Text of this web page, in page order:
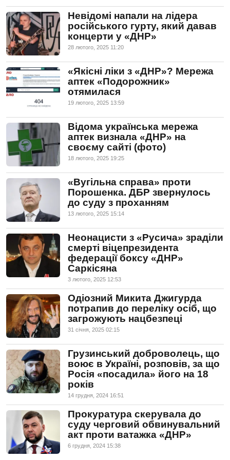
Невідомі напали на лідера
російського гурту, який давав
концерти у «ДНР»
28 лютого, 2025 11:20
«Якісні ліки з «ДНР»? Мережа
аптек «Подорожник»
отямилася
19 лютого, 2025 13:59
Відома українська мережа
аптек визнала «ДНР» на
своєму сайті (фото)
18 лютого, 2025 19:25
«Вугільна справа» проти
Порошенка. ДБР звернулось
до суду з проханням
13 лютого, 2025 15:14
Неонацисти з «Русича» зраділи
смерті віцепрезидента
федерації боксу «ДНР»
Саркісяна
3 лютого, 2025 12:53
Одіозний Микита Джигурда
потрапив до переліку осіб, що
загрожують нацбезпеці
31 сiчня, 2025 02:15
Грузинський доброволець, що
воює в Україні, розповів, за що
Росія «посадила» його на 18
років
14 грудня, 2024 16:51
Прокуратура скерувала до
суду черговий обвинувальний
акт проти ватажка «ДНР»
6 грудня, 2024 15:38